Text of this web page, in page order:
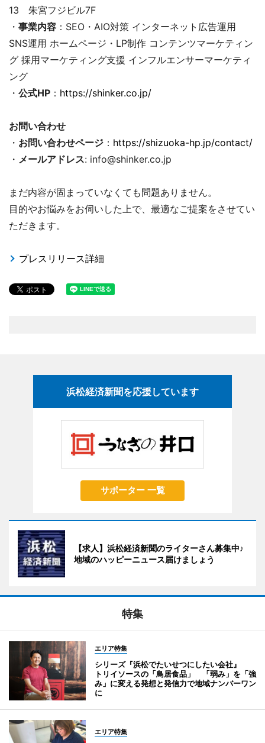
13 朱宮フジビル7F
・ 事業内容 ：SEO・AIO対策 インターネット広告運用
SNS運用 ホームページ・LP制作 コンテンツマーケティン
グ 採用マーケティング支援 インフルエンサーマーケティ
ング
・ 公式HP ： https://shinker.co.jp/
お問い合わせ
・ お問い合わせページ ： https://shizuoka-hp.jp/contact/
・ メールアドレス: info@shinker.co.jp
まだ内容が固まっていなくても問題ありません。
目的やお悩みをお伺いした上で、最適なご提案をさせてい
ただきます。
プレスリリース詳細
浜松経済新聞を応援しています
サポーター 一覧
【求人】浜松経済新聞のライターさん募集中♪
地域のハッピーニュース届けましょう
特集
エリア特集
シリーズ『浜松でたいせつにしたい会社』
トリイソースの「鳥居食品」 「弱み」を「強
み」に変える発想と発信力で地域ナンバーワン
に
エリア特集